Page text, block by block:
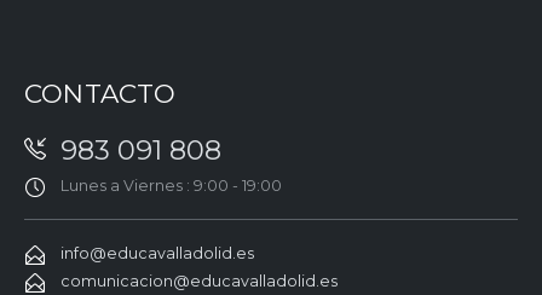
CONTACTO
983 091 808
Lunes a Viernes : 9:00 - 19:00
info@educavalladolid.es
comunicacion@educavalladolid.es